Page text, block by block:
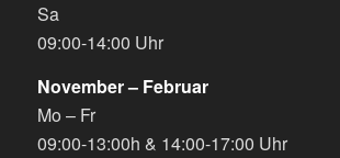
Sa
09:00-14:00 Uhr
November – Februar
Mo – Fr
09:00-13:00h & 14:00-17:00 Uhr